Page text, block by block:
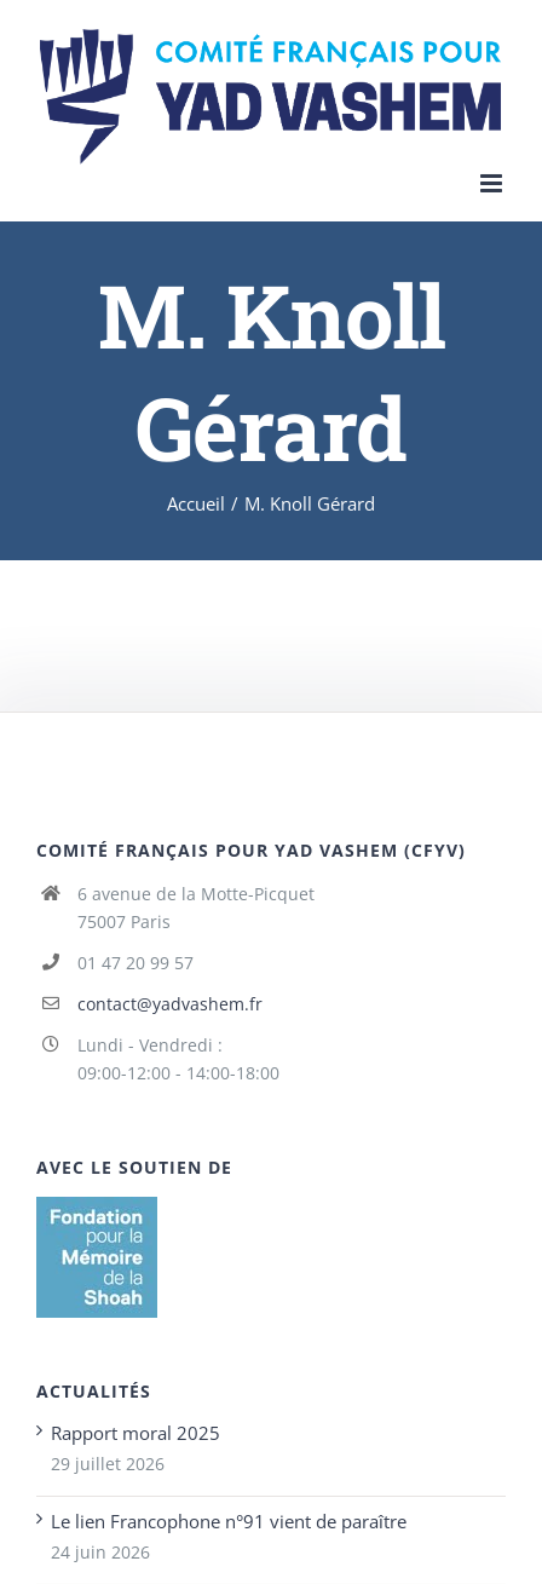
content
M. Knoll
Gérard
Accueil / M. Knoll Gérard
COMITÉ FRANÇAIS POUR YAD VASHEM (CFYV)
6 avenue de la Motte-Picquet
75007 Paris
01 47 20 99 57
contact@yadvashem.fr
Lundi - Vendredi :
09:00-12:00 - 14:00-18:00
AVEC LE SOUTIEN DE
ACTUALITÉS
Rapport moral 2025
29 juillet 2026
Le lien Francophone n°91 vient de paraître
24 juin 2026